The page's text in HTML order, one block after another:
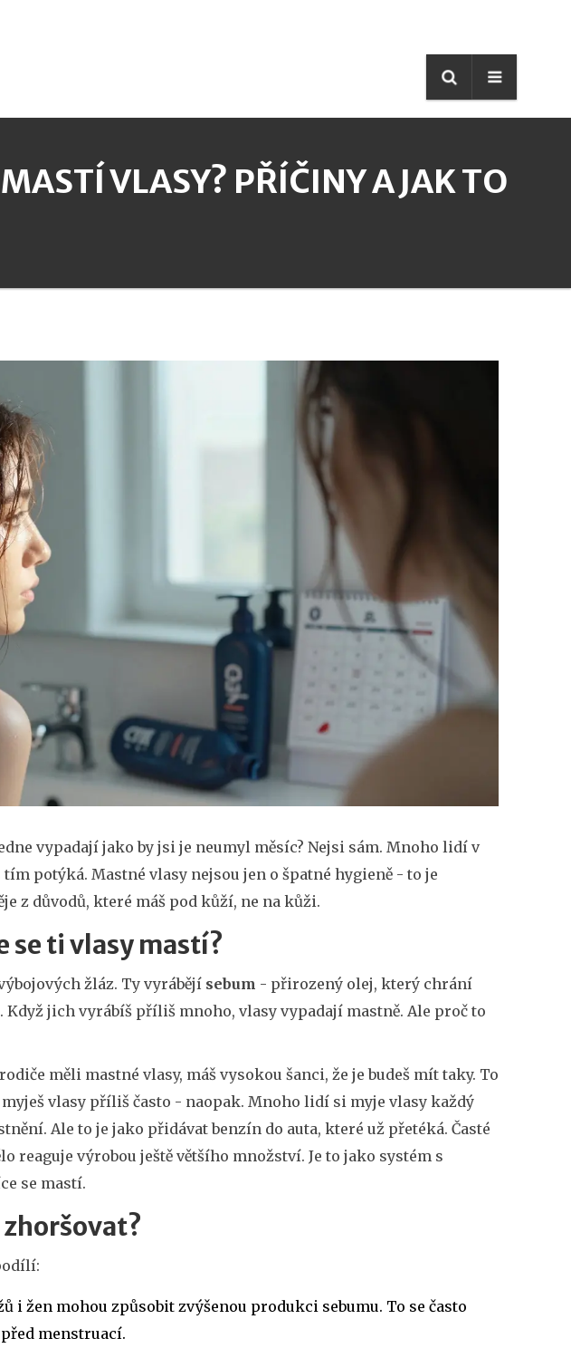
VLASY? PŘÍČINY A JAK TO
vypadají jako by jsi je neumyl měsíc? Nejsi sám. Mnoho lidí v
tím potýká. Mastné vlasy nejsou jen o špatné hygieně - to je
z důvodů, které máš pod kůží, ne na kůži.
se ti vlasy mastí?
žláz. Ty vyrábějí sebum - přirozený olej, který chrání
jich vyrábíš příliš mnoho, vlasy vypadají mastně. Ale proč to
měli mastné vlasy, máš vysokou šanci, že je budeš mít taky. To
vlasy příliš často - naopak. Mnoho lidí si myje vlasy každý
Ale to je jako přidávat benzín do auta, které už přetéká. Časté
reaguje výrobou ještě většího množství. Je to jako systém s
se mastí.
i žen mohou způsobit zvýšenou produkci sebumu. To se často
menstruací.